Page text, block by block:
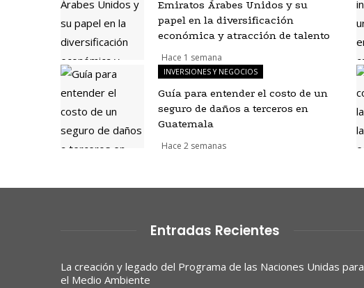
Emiratos Árabes Unidos y su
papel en la diversificación
económica y atracción de talento
Hace 1 semana
INVERSIONES Y NEGOCIOS
Guía para entender el costo de un
seguro de daños a terceros en
Guatemala
Hace 2 semanas
Entradas Recientes
La creación y legado del Programa de las Naciones Unidas para
el Medio Ambiente